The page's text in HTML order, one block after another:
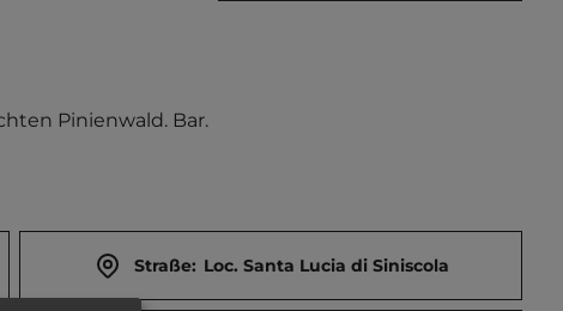
Pinienwald. Bar.
Straße: Loc. Santa Lucia di Siniscola